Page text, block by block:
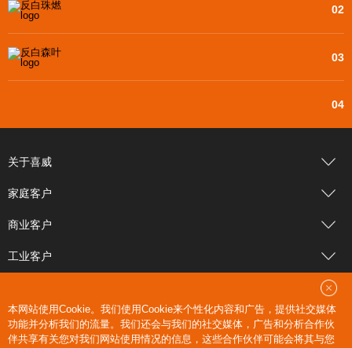
02
03
04
关于喜威
家庭客户
商业客户
工业客户
公司邮箱
联系我们
本网站使用Cookie。我们使用Cookie来个性化内容和广告，提供社交媒体
功能并分析我们的流量。我们还会与我们的社交媒体，广告和分析合作伙
伴共享有关您对我们网站使用情况的信息，这些合作伙伴可能会将其与您